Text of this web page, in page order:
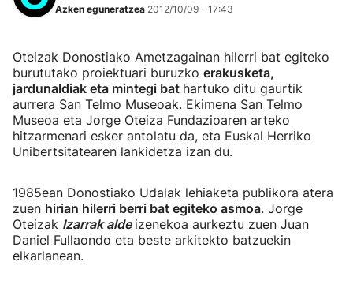
Azken eguneratzea 2012/10/09 - 17:43
Oteizak Donostiako Ametzagainan hilerri bat egiteko
burututako proiektuari buruzko erakusketa,
jardunaldiak eta mintegi bat hartuko ditu gaurtik
aurrera San Telmo Museoak. Ekimena San Telmo
Museoa eta Jorge Oteiza Fundazioaren arteko
hitzarmenari esker antolatu da, eta Euskal Herriko
Unibertsitatearen lankidetza izan du.
1985ean Donostiako Udalak lehiaketa publikora atera
zuen hirian hilerri berri bat egiteko asmoa. Jorge
Oteizak Izarrak alde izenekoa aurkeztu zuen Juan
Daniel Fullaondo eta beste arkitekto batzuekin
elkarlanean.